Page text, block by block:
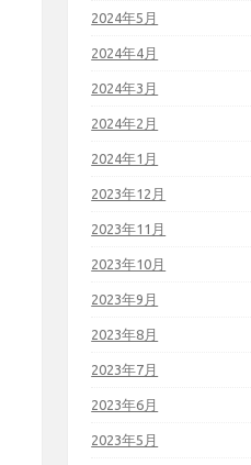
2024年5月
2024年4月
2024年3月
2024年2月
2024年1月
2023年12月
2023年11月
2023年10月
2023年9月
2023年8月
2023年7月
2023年6月
2023年5月